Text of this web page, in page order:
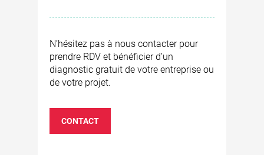
N’hésitez pas à nous contacter pour
prendre RDV et bénéficier d’un
diagnostic gratuit de votre entreprise ou
de votre projet.
CONTACT